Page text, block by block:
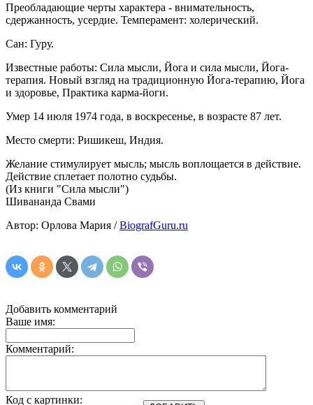
Преобладающие черты характера - внимательность,
сдержанность, усердие. Темперамент: холерический.
Сан: Гуру.
Известные работы: Сила мысли, Йога и сила мысли, Йога-
терапия. Новый взгляд на традиционную Йога-терапию, Йога
и здоровье, Практика карма-йоги.
Умер 14 июля 1974 года, в воскресенье, в возрасте 87 лет.
Место смерти: Ришикеш, Индия.
Желание стимулирует мысль; мысль воплощается в действие.
Действие сплетает полотно судьбы.
(Из книги "Сила мысли")
Шивананда Свами
Автор: Орлова Мария /BiografGuru.ru
Добавить комментарий
Ваше имя:
Комментарий:
Код с картинки: